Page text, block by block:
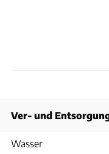
Ver- und
Wasser